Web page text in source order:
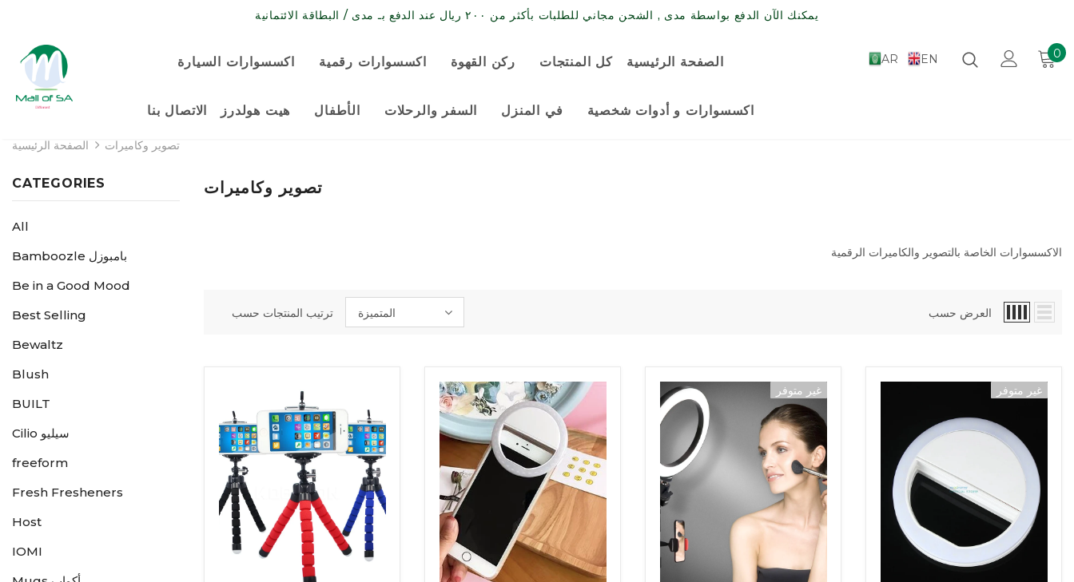
يمكنك الآن الدفع بواسطة مدى , الشحن مجاني للطلبات بأكثر من ٢٠٠ ريال عند الدفع بـ مدى / البطاقة الائتمانية
الصفحة الرئيسية كل المنتجات ركن القهوة اكسسوارات رقمية اكسسوارات السيارة
اكسسوارات و أدوات شخصية في المنزل السفر والرحلات الأطفال هيت هولدرز الاتصال بنا
AR EN 0
الصفحة الرئيسية تصوير وكاميرات
CATEGORIES
All
Bamboozle بامبوزل
Be in a Good Mood
Best Selling
Bewaltz
Blush
BUILT
Cilio سيليو
freeform
Fresh Fresheners
Host
IOMI
تصوير وكاميرات
الاكسسوارات الخاصة بالتصوير والكاميرات الرقمية
ترتيب المنتجات حسب المتميزة العرض حسب
غير متوفر غير متوفر